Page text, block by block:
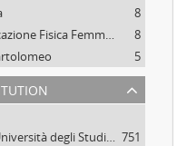
8
Centro Studi Educazione Fisica Femminile - CSEFF
8
5
Archivio storico. Università degli Studi di Torino 751